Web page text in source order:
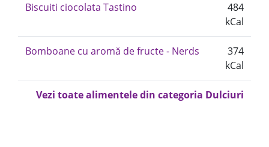
Biscuiti ciocolata Tastino
484
kCal
Bomboane cu aromă de fructe - Nerds
374
kCal
Vezi toate alimentele din categoria Dulciuri